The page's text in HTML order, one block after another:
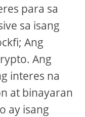
para sa
sa isang
Ang
Ang
interes na
at binayaran
ay isang